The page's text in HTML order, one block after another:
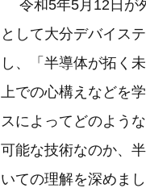
令和5年5月12日が
として大分デバイス
し、「半導体が拓く
上での心構えなどを
スによってどのよう
可能な技術なのか、
いての理解を深めま